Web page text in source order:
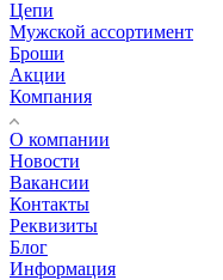
Цепи
Мужской ассортимент
Броши
Акции
Компания
О компании
Новости
Вакансии
Контакты
Реквизиты
Блог
Информация